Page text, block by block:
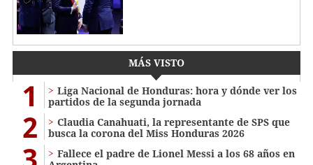
MÁS VISTO
1
Liga Nacional de Honduras: hora y dónde ver los
partidos de la segunda jornada
2
Claudia Canahuati, la representante de SPS que
busca la corona del Miss Honduras 2026
Fallece el padre de Lionel Messi a los 68 años en